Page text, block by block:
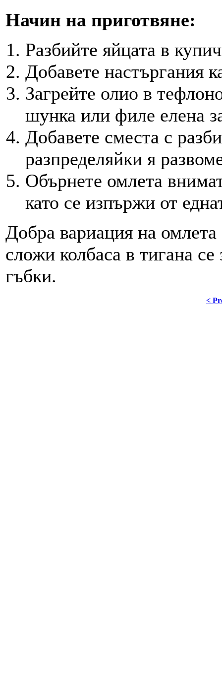
Начин на приготвяне:
Разбийте яйцата в
Добавете настъргания
Загрейте олио в
шунка или филе елена
Добавете сместа с
разпределяйки я
Обърнете омлета
като се изпържи от
Добра вариация на омлета
сложи колбаса в тигана
гъбки.
<